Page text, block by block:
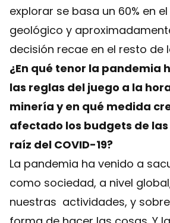
explorar se basa un 60% en
geológico y
decisión recae en el resto de
¿En qué tenor la pandemia
las reglas del juego a la
minería y en qué medida
afectado los budgets de
raíz del COVID-19?
La pandemia ha venido a
como sociedad, a nivel
nuestras actividades, y